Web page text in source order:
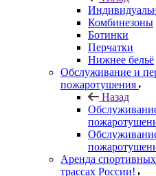
Комбинезоны
Ботинки
Перчатки
Нижнее бельё
Обслуживание и
пожаротушения
Назад
Аренда
трассах России!